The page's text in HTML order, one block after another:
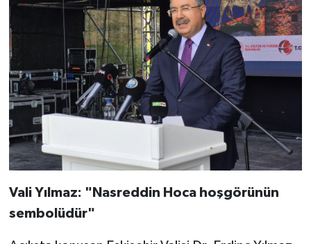
Vali Yılmaz: "Nasreddin Hoca hoşgörünün
sembolüdür"